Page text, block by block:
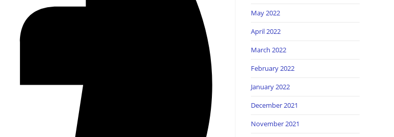
May 2022
April 2022
March 2022
February 2022
January 2022
December 2021
November 2021